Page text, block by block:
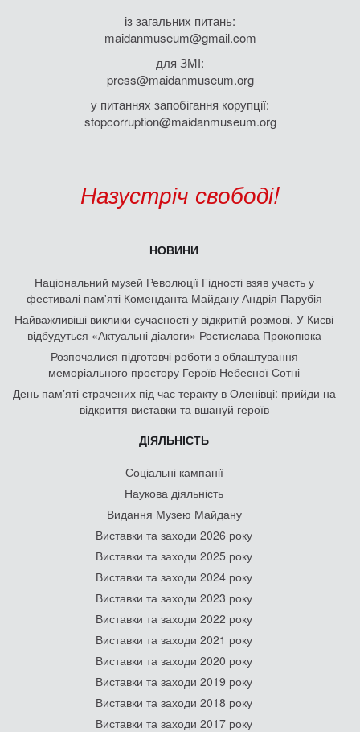
із загальних питань:
maidanmuseum@gmail.com
для ЗМІ:
press@maidanmuseum.org
у питаннях запобігання корупції:
stopcorruption@maidanmuseum.org
Назустріч свободі!
НОВИНИ
Національний музей Революції Гідності взяв участь у
фестивалі пам'яті Коменданта Майдану Андрія Парубія
Найважливіші виклики сучасності у відкритій розмові. У Києві
відбудуться «Актуальні діалоги» Ростислава Прокопюка
Розпочалися підготовчі роботи з облаштування
меморіального простору Героїв Небесної Сотні
День памʼяті страчених під час теракту в Оленівці: прийди на
відкриття виставки та вшануй героїв
ДІЯЛЬНІСТЬ
Соціальні кампанії
Наукова діяльність
Видання Музею Майдану
Виставки та заходи 2026 року
Виставки та заходи 2025 року
Виставки та заходи 2024 року
Виставки та заходи 2023 року
Виставки та заходи 2022 року
Виставки та заходи 2021 року
Виставки та заходи 2020 року
Виставки та заходи 2019 року
Виставки та заходи 2018 року
Виставки та заходи 2017 року